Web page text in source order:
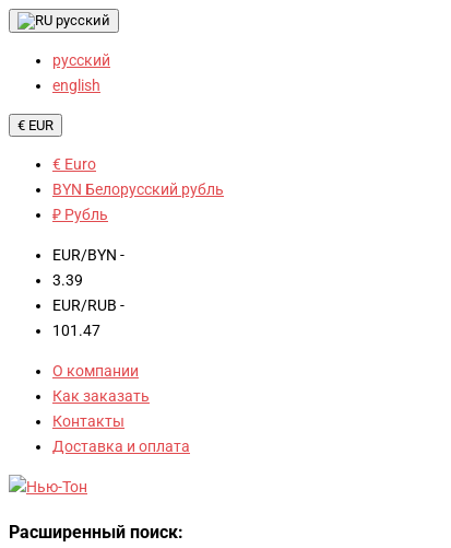
русский
русский
english
€ EUR
€ Euro
BYN Белорусский рубль
₽ Рубль
EUR/BYN -
3.39
EUR/RUB -
101.47
О компании
Как заказать
Контакты
Доставка и оплата
Расширенный поиск: